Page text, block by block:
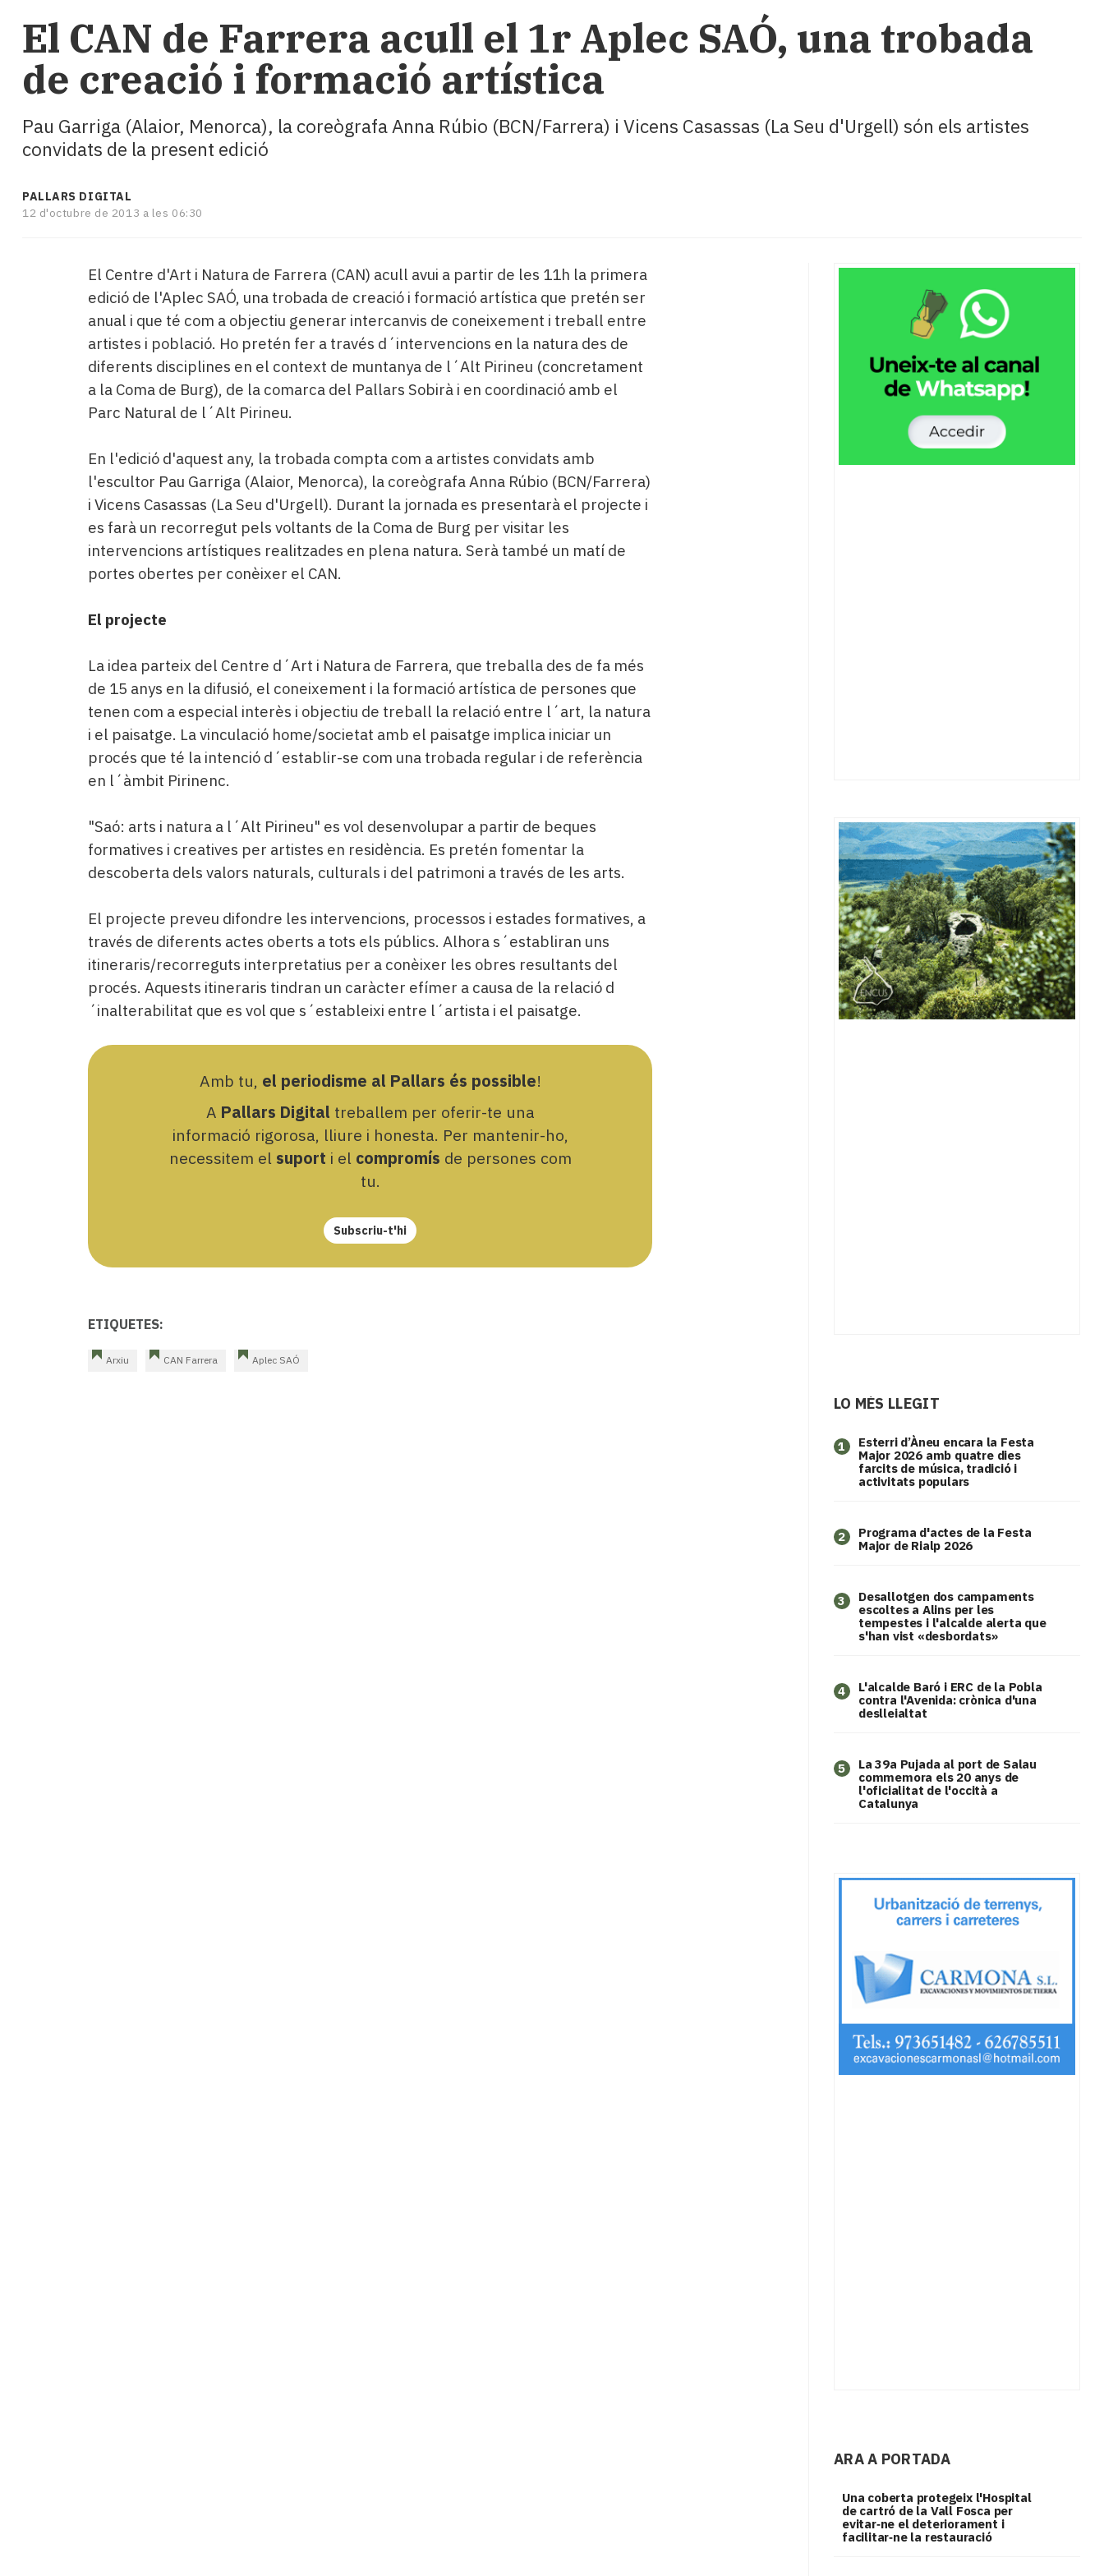
turisme
Cultura
Esports
Mai
TV
i
temps
Reportatges
Subscriptors
newsletter
El CAN de Farrera acull el 1r Aplec SAÓ, una trobada
de creació i formació artística
Pau Garriga (Alaior, Menorca), la coreògrafa Anna Rúbio (BCN/Farrera) i Vicens Casassas (La Seu d'Urgell) són els artistes
convidats de la present edició
PALLARS DIGITAL
12 d'octubre de 2013 a les 06:30
El Centre d'Art i Natura de Farrera (CAN) acull avui a partir de les 11h la primera
edició de l'Aplec SAÓ, una trobada de creació i formació artística que pretén ser
anual i que té com a objectiu generar intercanvis de coneixement i treball entre
artistes i població. Ho pretén fer a través d´intervencions en la natura des de
diferents disciplines en el context de muntanya de l´Alt Pirineu (concretament
a la Coma de Burg), de la comarca del Pallars Sobirà i en coordinació amb el
Parc Natural de l´Alt Pirineu.
En l'edició d'aquest any, la trobada compta com a artistes convidats amb
l'escultor Pau Garriga (Alaior, Menorca), la coreògrafa Anna Rúbio (BCN/Farrera)
i Vicens Casassas (La Seu d'Urgell). Durant la jornada es presentarà el projecte i
es farà un recorregut pels voltants de la Coma de Burg per visitar les
intervencions artístiques realitzades en plena natura. Serà també un matí de
portes obertes per conèixer el CAN.
El projecte
La idea parteix del Centre d´Art i Natura de Farrera, que treballa des de fa més
de 15 anys en la difusió, el coneixement i la formació artística de persones que
tenen com a especial interès i objectiu de treball la relació entre l´art, la natura
i el paisatge. La vinculació home/societat amb el paisatge implica iniciar un
procés que té la intenció d´establir-se com una trobada regular i de referència
en l´àmbit Pirinenc.
"Saó: arts i natura a l´Alt Pirineu" es vol desenvolupar a partir de beques
formatives i creatives per artistes en residència. Es pretén fomentar la
descoberta dels valors naturals, culturals i del patrimoni a través de les arts.
El projecte preveu difondre les intervencions, processos i estades formatives, a
través de diferents actes oberts a tots els públics. Alhora s´establiran uns
itineraris/recorreguts interpretatius per a conèixer les obres resultants del
procés. Aquests itineraris tindran un caràcter efímer a causa de la relació d
´inalterabilitat que es vol que s´estableixi entre l´artista i el paisatge.
Amb tu, el periodisme al Pallars és possible!
A Pallars Digital treballem per oferir-te una
informació rigorosa, lliure i honesta. Per mantenir-ho,
necessitem el suport i el compromís de persones com
tu.
Subscriu-t'hi
ETIQUETES:
Arxiu CAN Farrera Aplec SAÓ
LO MÉS LLEGIT
1
Esterri d’Àneu encara la Festa
Major 2026 amb quatre dies
farcits de música, tradició i
activitats populars
2
Programa d'actes de la Festa
Major de Rialp 2026
3
​Desallotgen dos campaments
escoltes a Alins per les
tempestes i l'alcalde alerta que
s'han vist «desbordats»
4
L'alcalde Baró i ERC de la Pobla
contra l'Avenida: crònica d'una
deslleialtat
5
​La 39a Pujada al port de Salau
commemora els 20 anys de
l'oficialitat de l'occità a
Catalunya
ARA A PORTADA
Una coberta protegeix l'Hospital
de cartró de la Vall Fosca per
evitar‑ne el deteriorament i
facilitar‑ne la restauració